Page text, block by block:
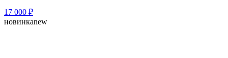
17 000 ₽
новинкаnew